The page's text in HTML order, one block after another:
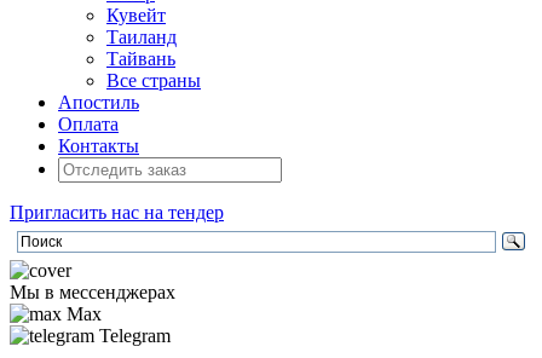
Кувейт
Таиланд
Тайвань
Все страны
Апостиль
Оплата
Контакты
Пригласить нас на тендер
Мы в мессенджерах
Max
Telegram